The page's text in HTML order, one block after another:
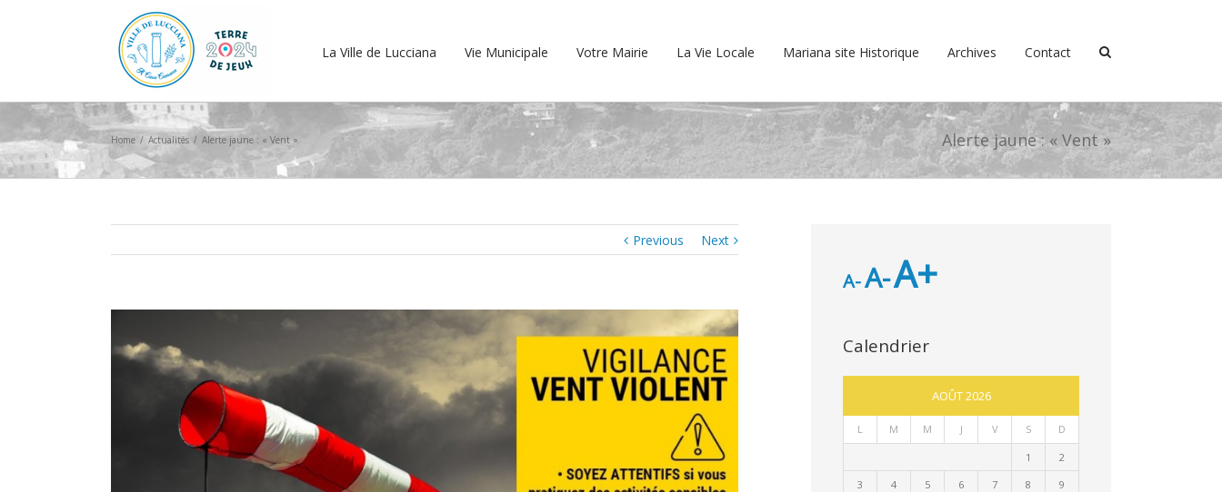
La Ville de Lucciana Vie Municipale Votre Mairie La Vie Locale Mariana site Historique Archives Contact
Alerte jaune : « Vent »
Home / Actualités / Alerte jaune : « Vent »
Previous Next
Image
A-A-A+
Calendrier
AOÛT 2026
L M M J V S D
1
2
3
4 5 6 7 8
9